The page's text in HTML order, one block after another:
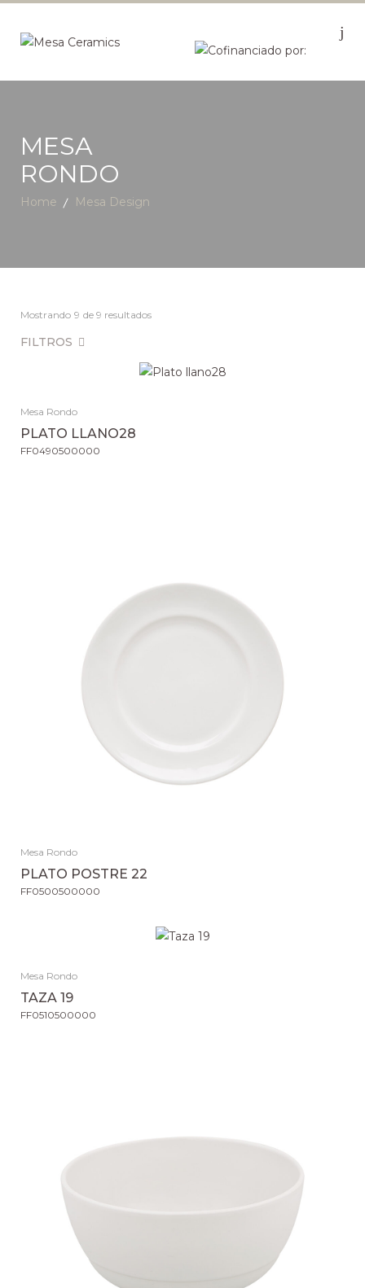
MESA
RONDO
Home Mesa Design
Mostrando 9 de 9 resultados
FILTROS
Mesa Rondo
PLATO LLANO28
FF0490500000
Mesa Rondo
PLATO POSTRE 22
FF0500500000
Mesa Rondo
TAZA 19
FF0510500000